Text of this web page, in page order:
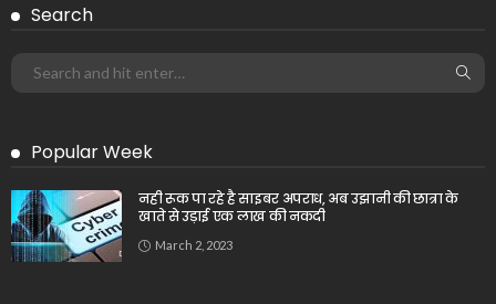
Search
Popular Week
नही रूक पा रहे है साइबर अपराध, अब उझानी की छात्रा के
खाते से उड़ाई एक लाख की नकदी
March 2, 2023